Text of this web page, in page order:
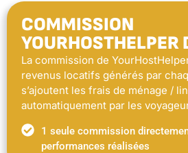
COMMISSION
YOURHOSTHELPER
La commission de
revenus locatifs générés par
s’ajoutent les frais de ménage /
automatiquement par les
1 seule commission
performances réalisées